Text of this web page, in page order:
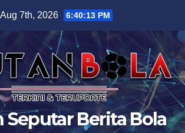
7th, 2026 6:40:14 PM
Seputar Berita Bola